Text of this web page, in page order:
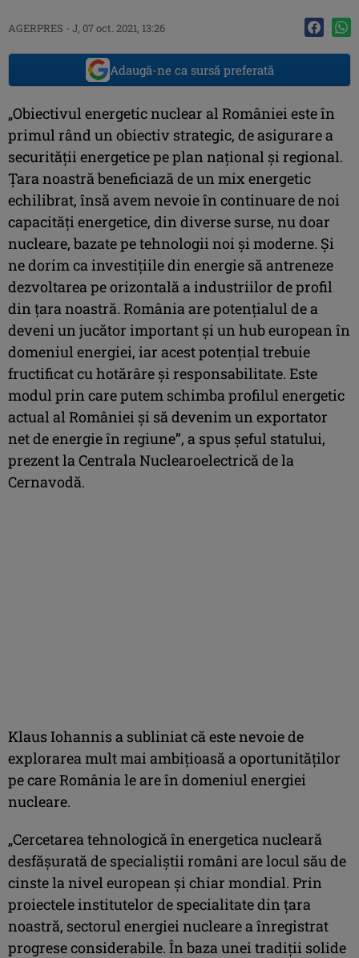
AGERPRES - J, 07 oct. 2021, 13:26
Adaugă-ne ca sursă preferată
„Obiectivul energetic nuclear al României este în
primul rând un obiectiv strategic, de asigurare a
securităţii energetice pe plan naţional şi regional.
Ţara noastră beneficiază de un mix energetic
echilibrat, însă avem nevoie în continuare de noi
capacităţi energetice, din diverse surse, nu doar
nucleare, bazate pe tehnologii noi şi moderne. Şi
ne dorim ca investiţiile din energie să antreneze
dezvoltarea pe orizontală a industriilor de profil
din ţara noastră. România are potenţialul de a
deveni un jucător important şi un hub european în
domeniul energiei, iar acest potenţial trebuie
fructificat cu hotărâre şi responsabilitate. Este
modul prin care putem schimba profilul energetic
actual al României şi să devenim un exportator
net de energie în regiune”, a spus şeful statului,
prezent la Centrala Nuclearoelectrică de la
Cernavodă.
Klaus Iohannis a subliniat că este nevoie de
explorarea mult mai ambiţioasă a oportunităţilor
pe care România le are în domeniul energiei
nucleare.
„Cercetarea tehnologică în energetica nucleară
desfăşurată de specialiştii români are locul său de
cinste la nivel european şi chiar mondial. Prin
proiectele institutelor de specialitate din ţara
noastră, sectorul energiei nucleare a înregistrat
progrese considerabile. În baza unei tradiţii solide